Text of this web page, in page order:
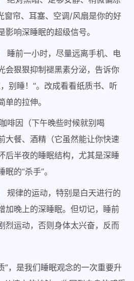
窗帘、耳塞、空调/风扇是你的好
影响深睡眠的超级信号。
睡前一小时，尽量远离手机、电
会狠狠抑制褪黑素分泌，告诉你
别睡！”。改成看看纸质书、听
单的拉伸。
咖啡因（下午晚些时候就别喝
大餐、酒精（它虽然能让你快速
后半夜的睡眠结构，尤其是深睡
的“杀手”。
规律的运动，特别是白天进行的
加晚上的深睡眠。但切记，睡前
烈运动，否则身体太兴奋，反而
”，是我们睡眠观念的一次重要升